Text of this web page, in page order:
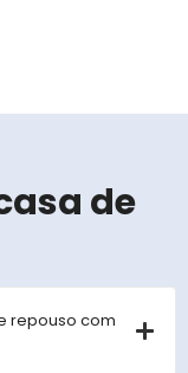
de
repouso com